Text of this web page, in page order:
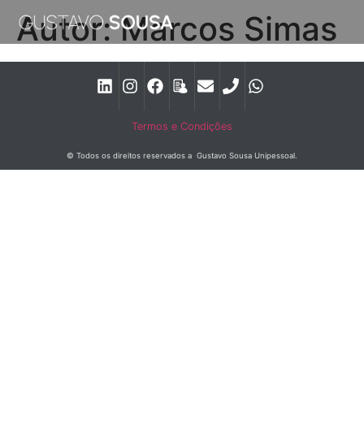
Autor:Marcos Simas
Termos e Condições
© Todos os direitos reservados a Gustavo Sousa Unipessoal.